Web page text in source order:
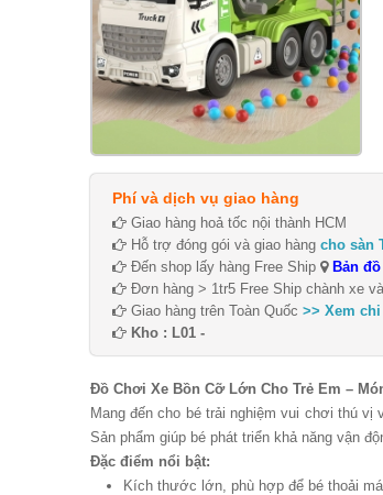
Phí và dịch vụ giao hàng
Giao hàng hoả tốc nội thành HCM
Hỗ trợ đóng gói và giao hàng cho sàn
Đến shop lấy hàng Free Ship
Bản đồ
Đơn hàng > 1tr5 Free Ship chành xe
Giao hàng trên Toàn Quốc >> Xem
Kho : L01 -
Đồ Chơi Xe Bồn Cỡ Lớn Cho Trẻ Em –
Mang đến cho bé trải nghiệm vui chơi thú vị
Sản phẩm giúp bé phát triển khả năng vận
Đặc điểm nổi bật:
Kích thước lớn, phù hợp để bé thoải